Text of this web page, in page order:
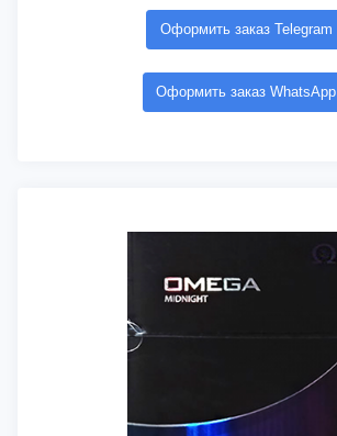
Оформить заказ Telegram
Оформить заказ WhatsApp